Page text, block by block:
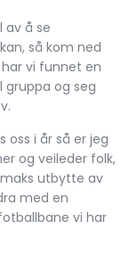
av å se
så kom ned
vi funnet en
gruppa og seg
oss i år så er jeg
og veileder folk,
utbytte av
med en
vi har